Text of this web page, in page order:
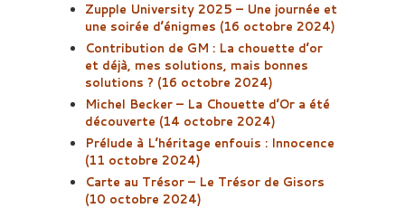
Zupple University 2025 – Une journée et
une soirée d’énigmes (16 octobre 2024)
Contribution de GM : La chouette d’or
et déjà, mes solutions, mais bonnes
solutions ? (16 octobre 2024)
Michel Becker – La Chouette d’Or a été
découverte (14 octobre 2024)
Prélude à L’héritage enfouis : Innocence
(11 octobre 2024)
Carte au Trésor – Le Trésor de Gisors
(10 octobre 2024)